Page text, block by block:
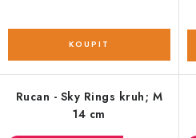
Rucan - Sky Rings kruh; M
14 cm